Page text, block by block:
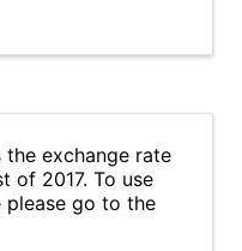
the exchange rate
of 2017. To use
please go to the